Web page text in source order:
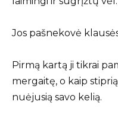
Jos pašnekovė
Pirmą kartą ji tikrai
mergaitę, o kaip
nuėjusią savo kelią.